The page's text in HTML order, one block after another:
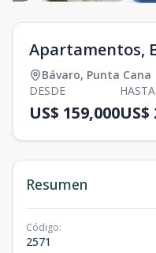
Apartamentos,
Bávaro, Punta Cana
DESDE
US$ 159,000
HASTA
US$
Resumen
Código:
2571